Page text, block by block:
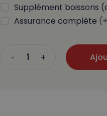
Supplément boissons
Assurance complète